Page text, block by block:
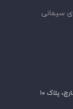
سیمانی
پلاک ۱۰